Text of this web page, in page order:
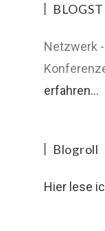
BLOGST
Netzwerk
erfahren...
Blogroll
Hier lese